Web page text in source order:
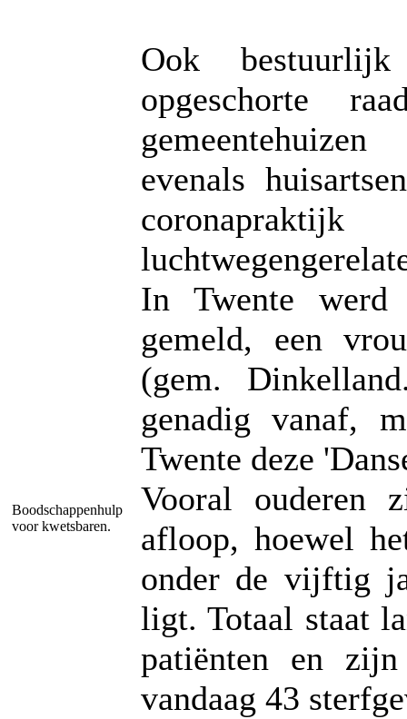
Boodschappenhulp
voor kwetsbaren.
Ook
opgeschorte
evenals
In Twente werd
gemeld, een
(gem.
genadig vanaf,
Twente deze
Vooral ouderen
afloop, hoewel
onder de vijftig
ligt. Totaal staat
patiënten en
vandaag 43